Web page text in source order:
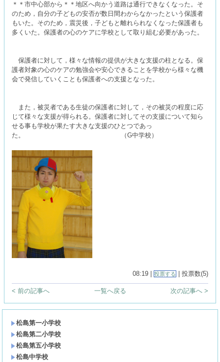
＊＊市中心部から＊＊地区へ向かう道路は通行できなくなった。そ
のため，自分の子どもの安否が数日間わからなかったという保護者
もいた。そのため，震災後，子どもと離れられなくなった保護者も
多くいた。保護者の心のケアに学校として取り組む必要があった。
保護者に対して，様々な情報の提供が大きな支援の柱となる。保
護者対象の心のケアの勉強会や安心できることを学校から様々な機
会で発信していくことも保護者への支援となった。
また，被災者である生徒の保護者に対して，その被災の程度に応
じて様々な支援が得られる。保護者に対してその支援について知ら
せる事も学校が果たす大きな支援のひとつであっ
た。 （G中学校）
08:19 | 投票する | 投票数(5)
< 前の記事へ 次の記事へ >
一覧へ戻る
松島第一小学校
松島第二小学校
松島第五小学校
松島中学校